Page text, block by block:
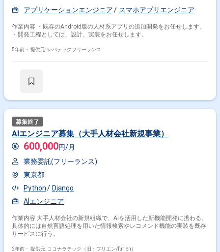
アプリケーションエンジニア
スマホアプリエンジニア
作業内容 ・既存のAndroid版の人材系アプリの追加開発をお任せします。
・開発工程としては、設計、実装をお任せします。
5年前・ 提供元: レバテックフリーランス
AIエンジニア募集（大手人材会社新規事業）
600,000円/月
業務委託(フリーランス)
東京都
Python
Django
AIエンジニア
作業内容 大手人材会社の新規組織で、AIを活用した新機能開発に携わる。
具体的には自然言語処理を用いた情報検索やレコメンド機能の実装を既存
サービスに行う。
2年前・ 提供元: ココナラテック（旧：フリエン/furien）